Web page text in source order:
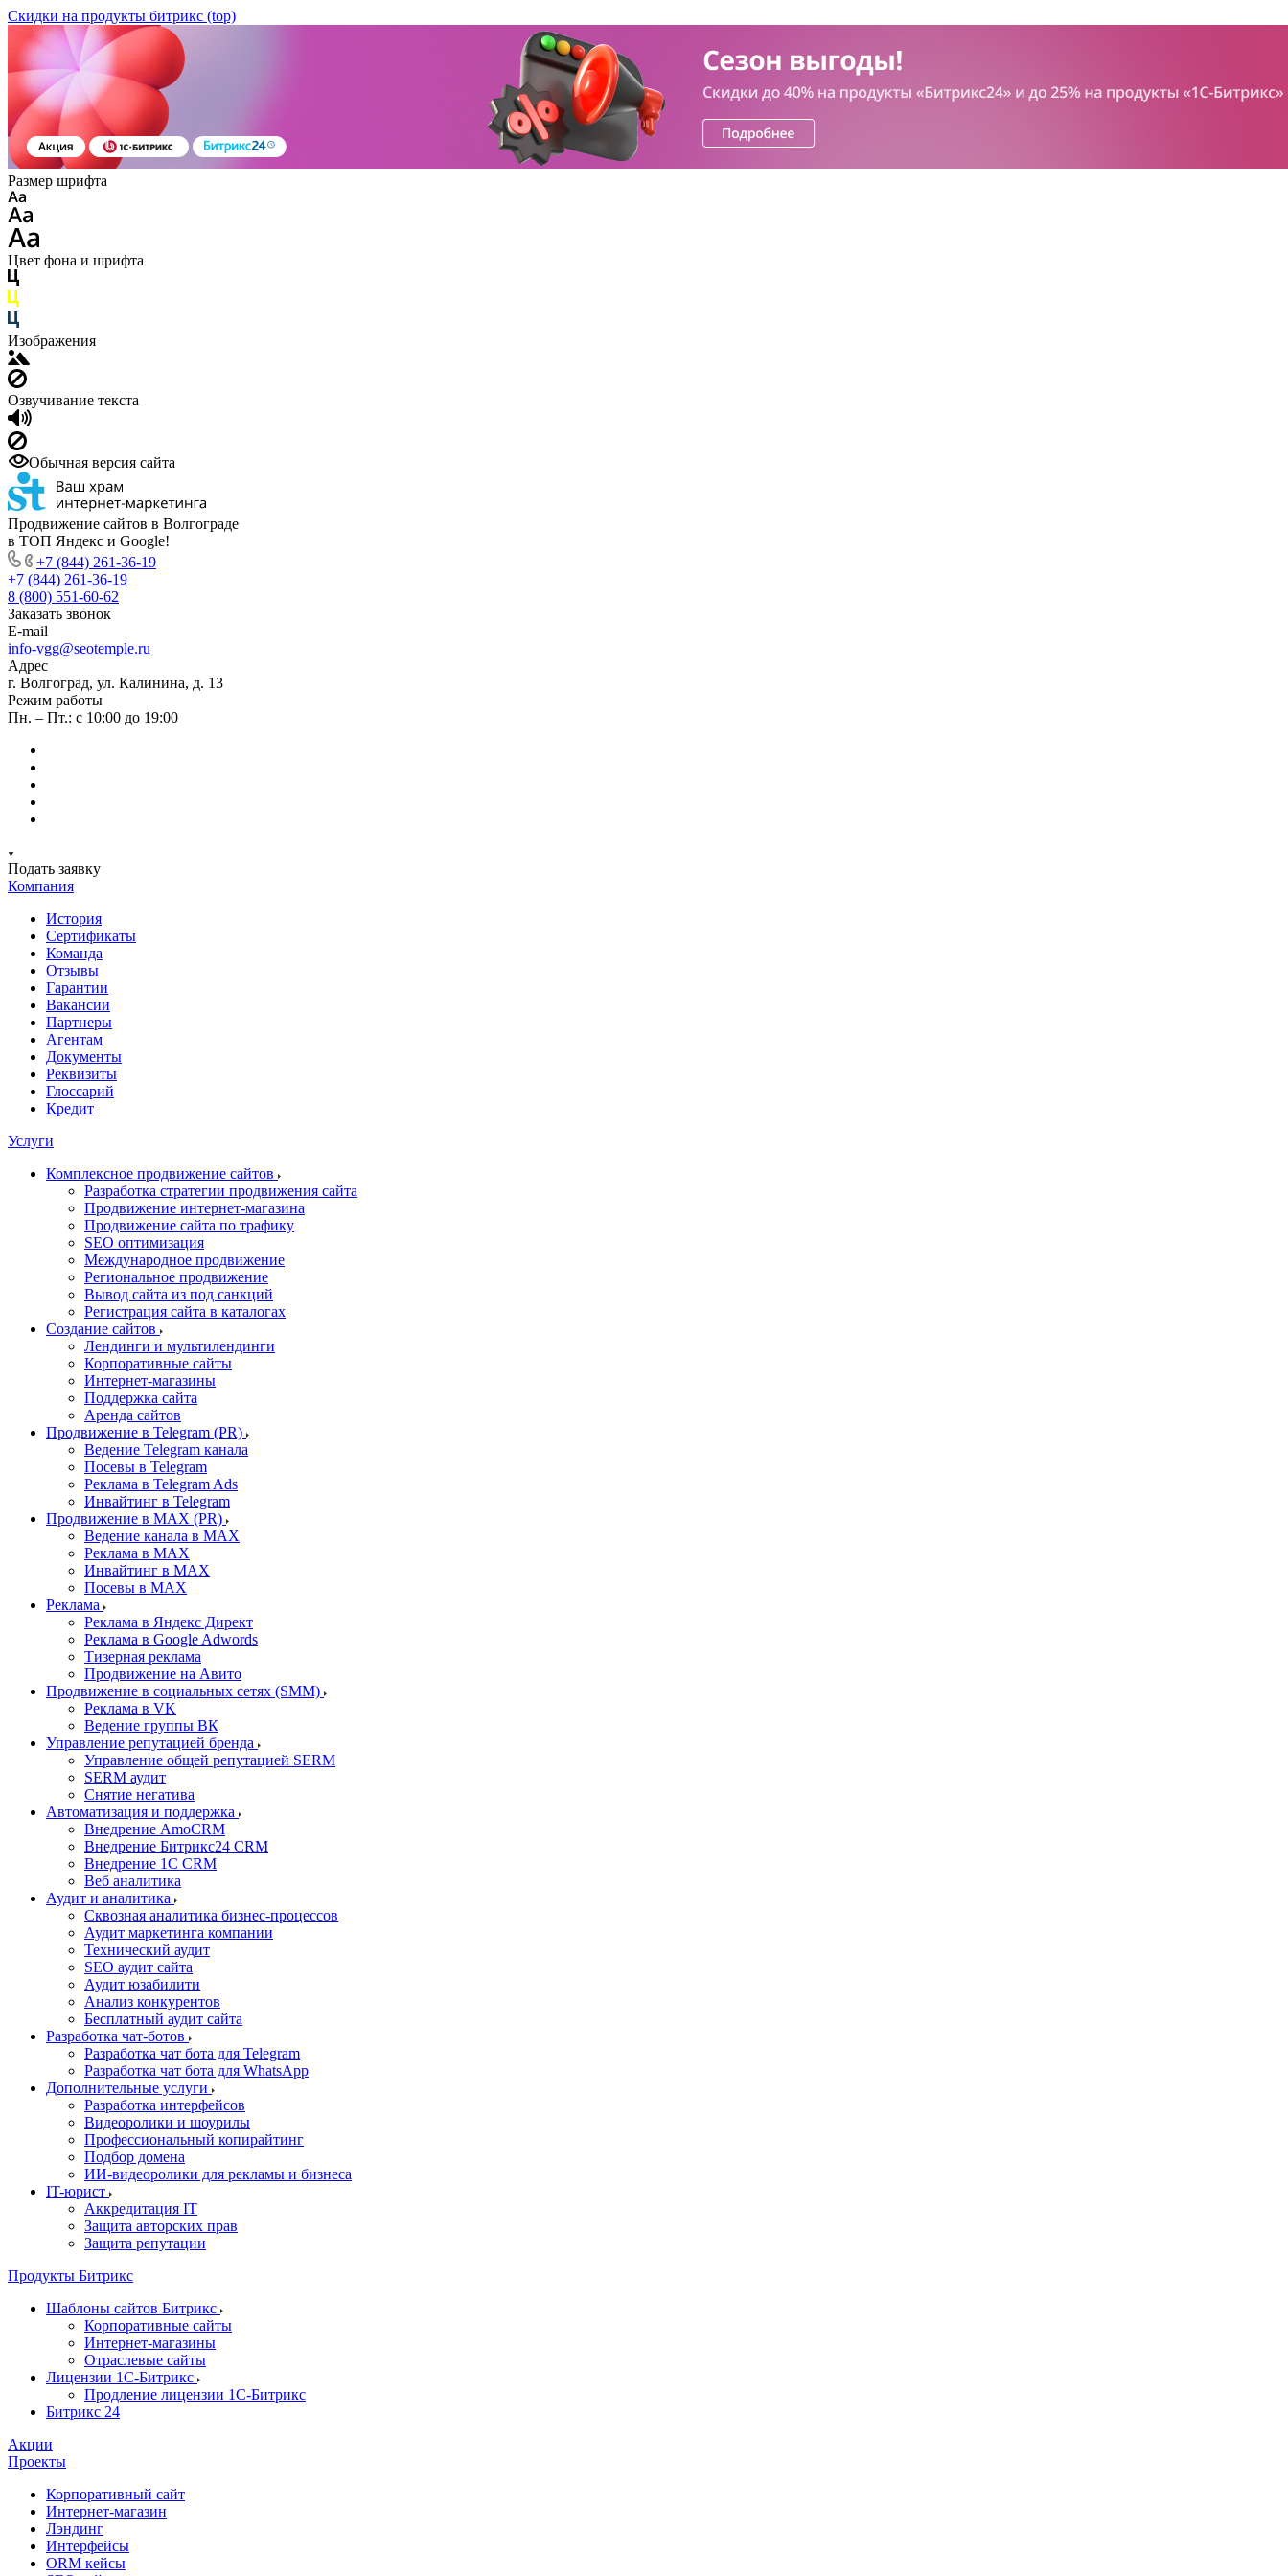
Скидки на продукты битрикс (top)
Размер шрифта
Цвет фона и шрифта
Изображения
Озвучивание текста
Обычная версия сайта
Продвижение сайтов в Волгограде
в ТОП Яндекс и Google!
+7 (844) 261-36-19
+7 (844) 261-36-19
8 (800) 551-60-62
Заказать звонок
E-mail
info-vgg@seotemple.ru
Адрес
г. Волгоград, ул. Калинина, д. 13
Режим работы
Пн. – Пт.: с 10:00 до 19:00
Подать заявку
Компания
История
Сертификаты
Команда
Отзывы
Гарантии
Вакансии
Партнеры
Агентам
Документы
Реквизиты
Глоссарий
Кредит
Услуги
Комплексное продвижение сайтов
Разработка стратегии продвижения сайта
Продвижение интернет-магазина
Продвижение сайта по трафику
SEO оптимизация
Международное продвижение
Региональное продвижение
Вывод сайта из под санкций
Регистрация сайта в каталогах
Создание сайтов
Лендинги и мультилендинги
Корпоративные сайты
Интернет-магазины
Поддержка сайта
Аренда сайтов
Продвижение в Telegram (PR)
Ведение Telegram канала
Посевы в Telegram
Реклама в Telegram Ads
Инвайтинг в Telegram
Продвижение в MAX (PR)
Ведение канала в MAX
Реклама в MAX
Инвайтинг в MAX
Посевы в MAX
Реклама
Реклама в Яндекс Директ
Реклама в Google Adwords
Тизерная реклама
Продвижение на Авито
Продвижение в социальных сетях (SMM)
Реклама в VK
Ведение группы ВК
Управление репутацией бренда
Управление общей репутацией SERM
SERM аудит
Снятие негатива
Автоматизация и поддержка
Внедрение AmoCRM
Внедрение Битрикс24 CRM
Внедрение 1C CRM
Веб аналитика
Аудит и аналитика
Сквозная аналитика бизнес-процессов
Аудит маркетинга компании
Технический аудит
SEO аудит сайта
Аудит юзабилити
Анализ конкурентов
Бесплатный аудит сайта
Разработка чат-ботов
Разработка чат бота для Telegram
Разработка чат бота для WhatsApp
Дополнительные услуги
Разработка интерфейсов
Видеоролики и шоурилы
Профессиональный копирайтинг
Подбор домена
ИИ-видеоролики для рекламы и бизнеса
IT-юрист
Аккредитация IT
Защита авторских прав
Защита репутации
Продукты Битрикс
Шаблоны сайтов Битрикс
Корпоративные сайты
Интернет-магазины
Отраслевые сайты
Лицензии 1С-Битрикс
Продление лицензии 1С-Битрикс
Битрикс 24
Акции
Проекты
Корпоративный сайт
Интернет-магазин
Лэндинг
Интерфейсы
ORM кейсы